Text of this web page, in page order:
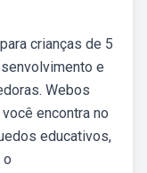
crianças de 5
e
Webos
encontra no
educativos,
o